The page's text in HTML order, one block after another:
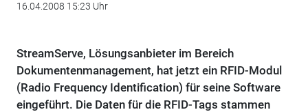
16.04.2008 15:23 Uhr
StreamServe, Lösungsanbieter im Bereich
Dokumentenmanagement, hat jetzt ein RFID-Modul
(Radio Frequency Identification) für seine Software
eingeführt. Die Daten für die RFID-Tags stammen